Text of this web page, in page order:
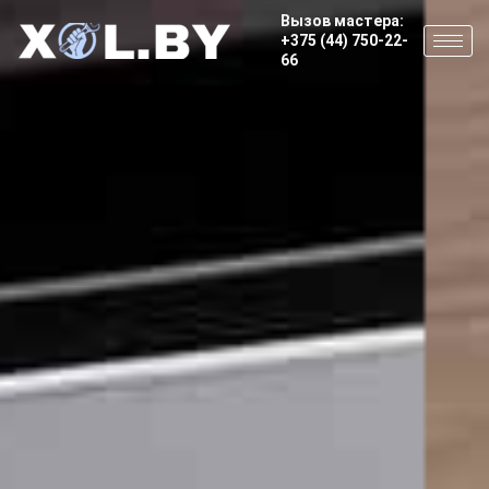
Вызов мастера:
+375 (44) 750-22-
66